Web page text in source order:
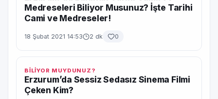
Medreseleri Biliyor Musunuz? İşte Tarihi
Cami ve Medreseler!
18 Şubat 2021 14:53 2 dk 0
BİLİYOR MUYDUNUZ?
Erzurum’da Sessiz Sedasız Sinema Filmi
Çeken Kim?